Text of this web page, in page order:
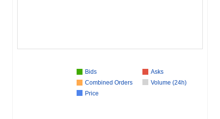
Bids
Asks
Combined Orders
Volume (24h)
Price